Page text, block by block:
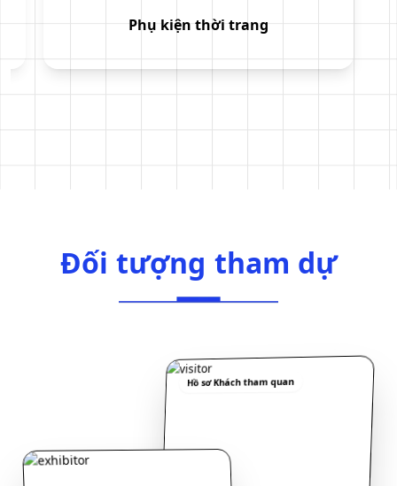
Phụ kiện thời trang
Đối tượng tham dự
Đối tượng tham dự
Hồ sơ Khách tham quan